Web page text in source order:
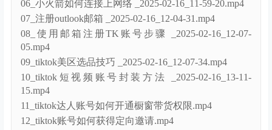
06_小火箭如何连接上网络 _2025-02-16_11-59-20.mp4
07_注册outlook邮箱 _2025-02-16_12-04-31.mp4
08_使用邮箱注册TK账号步骤 _2025-02-16_12-07-
05.mp4
09_tiktok美区选品技巧 _2025-02-16_12-07-34.mp4
10_tiktok短视频账号封装方法 _2025-02-16_13-11-
15.mp4
11_tiktok达人账号如何开通橱窗带货权限.mp4
12_tiktok账号如何获得定向邀请.mp4